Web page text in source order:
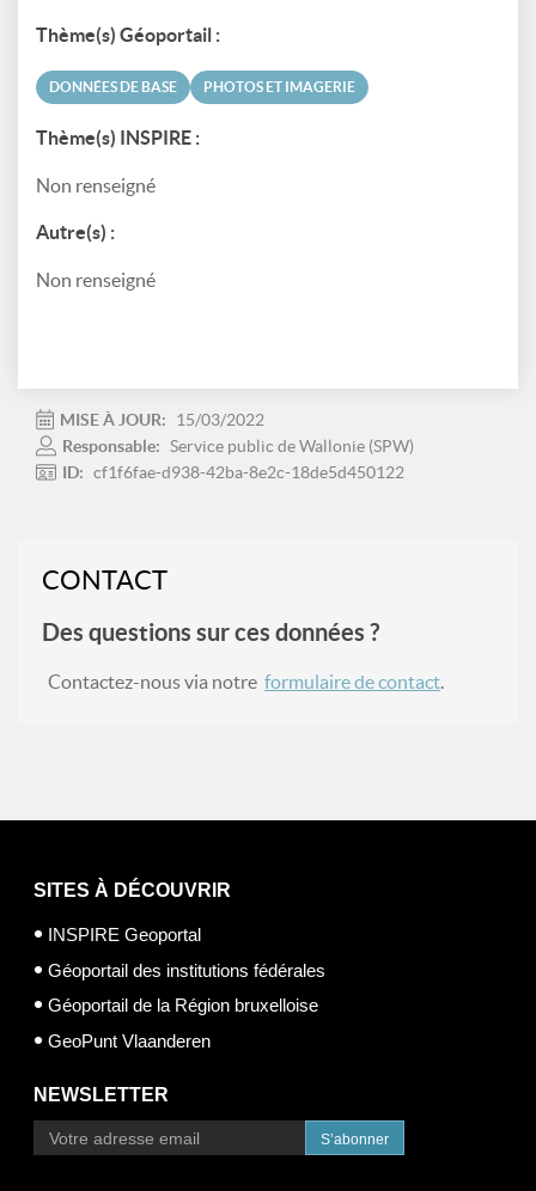
Thème(s) Géoportail :
DONNÉES DE BASE PHOTOS ET IMAGERIE
Thème(s) INSPIRE :
Non renseigné
Autre(s) :
Non renseigné
MISE À JOUR:
15/03/2022
Responsable: Service public de Wallonie (SPW)
ID: cf1f6fae-d938-42ba-8e2c-18de5d450122
CONTACT
Des questions sur ces données ?
Contactez-nous via notre formulaire de contact.
SITES À DÉCOUVRIR
INSPIRE Geoportal
Géoportail des institutions fédérales
Géoportail de la Région bruxelloise
GeoPunt Vlaanderen
NEWSLETTER
S’abonner